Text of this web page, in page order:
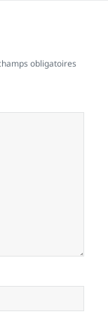
obligatoires